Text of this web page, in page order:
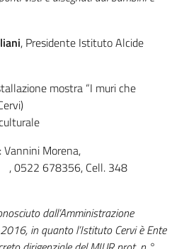
, Presidente Istituto Alcide
mostra “I muri che
Vannini Morena,
, 0522 678356, Cell. 348
dall’Amministrazione
in quanto l’Istituto Cervi è Ente